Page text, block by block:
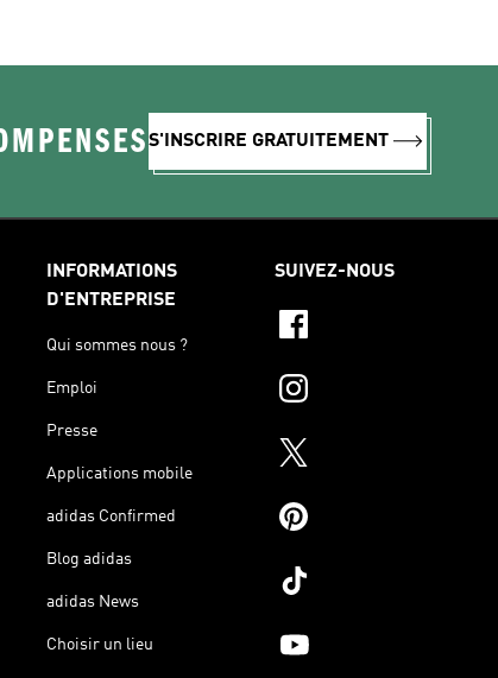
S'INSCRIRE GRATUITEMENT
INFORMATIONS
D'ENTREPRISE
Qui sommes nous ?
Emploi
Presse
Applications mobile
adidas Confirmed
Blog adidas
adidas News
Choisir un lieu
SUIVEZ-NOUS